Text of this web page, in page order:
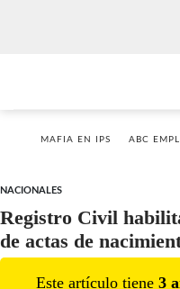
MAFIA EN IPS ABC
NACIONALES
Registro Civil
de actas de
Este artículo tiene 3